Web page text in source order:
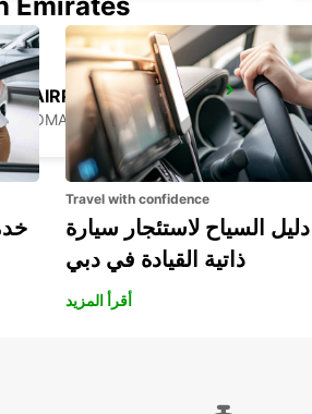
AIRPORT
- ROMANIA
Emirates
Travel with confidence
دليل السياح لاستئجار سيارة
ذاتية القيادة في دبي
أقرأ المزيد